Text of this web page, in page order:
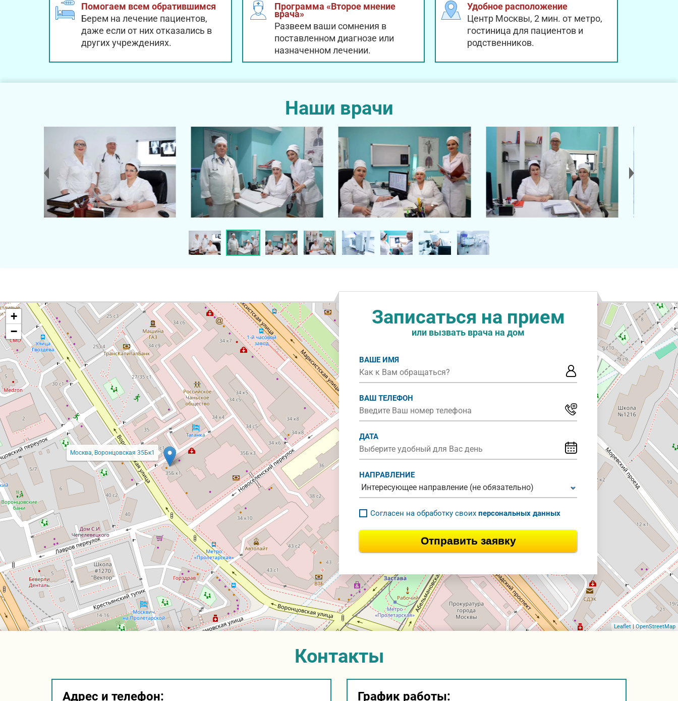
Помогаем всем обратившимся
Берем на лечение пациентов,
даже если от них отказались в
других учреждениях.
Программа «Второе мнение
врача»
Развеем ваши сомнения в
поставленном диагнозе или
назначенном лечении.
Удобное расположение
Центр Москвы, 2 мин. от метро,
гостиница для пациентов и
родственников.
Наши врачи
Записаться на прием
или вызвать врача на дом
ВАШЕ ИМЯ
ВАШ ТЕЛЕФОН
ДАТА
НАПРАВЛЕНИЕ
Согласен на обработку своихперсональных данных
Отправить заявку
Москва, Воронцовская 35Бк1
+
−
Leaflet|OpenStreetMap
Контакты
Адрес и телефон: График работы: